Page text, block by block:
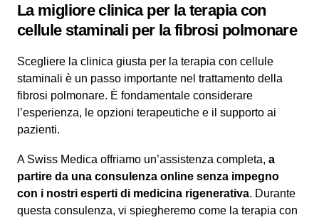
La migliore clinica per la terapia con
cellule staminali per la fibrosi polmonare
Scegliere la clinica giusta per la terapia con cellule
staminali è un passo importante nel trattamento della
fibrosi polmonare. È fondamentale considerare
l’esperienza, le opzioni terapeutiche e il supporto ai
pazienti.
A Swiss Medica offriamo un’assistenza completa, a
partire da una consulenza online senza impegno
con i nostri esperti di medicina rigenerativa. Durante
questa consulenza, vi spiegheremo come la terapia con